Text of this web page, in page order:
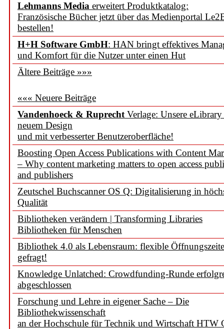
Lehmanns Media erweitert Produktkatalog:
Französische Bücher jetzt über das Medienportal
bestellen!
H+H Software GmbH: HAN bringt effektives
und Komfort für die Nutzer unter einen Hut
Ältere Beiträge »»»
««« Neuere Beiträge
Vandenhoeck & Ruprecht Verlage: Unsere
neuem Design
und mit verbesserter Benutzeroberfläche!
Boosting Open Access Publications with Content
– Why content marketing matters to open access
and publishers
Zeutschel Buchscanner OS Q: Digitalisierung in
Qualität
Bibliotheken verändern | Transforming Libraries
Bibliotheken für Menschen
Bibliothek 4.0 als Lebensraum: flexible
gefragt!
Knowledge Unlatched: Crowdfunding-Runde
abgeschlossen
Forschung und Lehre in eigener Sache – Die
Bibliothekwissenschaft
an der Hochschule für Technik und Wirtschaft HTW